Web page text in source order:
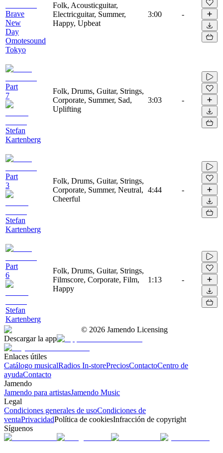
Brave
New
Day
Omotesound
Tokyo
Folk, Acousticguitar,
Electricguitar, Summer,
Happy, Upbeat
3:00 -
Part
7
Stefan
Kartenberg
Folk, Drums, Guitar, Strings,
Corporate, Summer, Sad,
Uplifting
3:03 -
Part
3
Stefan
Kartenberg
Folk, Drums, Guitar, Strings,
Corporate, Summer, Neutral,
Cheerful
4:44 -
Part
6
Stefan
Kartenberg
Folk, Drums, Guitar, Strings,
Filmscore, Corporate, Film,
Happy
1:13 -
© 2026 Jamendo Licensing
Descargar la app
Enlaces útiles
Catálogo musicalRadios In-storePreciosContactoCentro de
ayudaContacto
Jamendo
Jamendo para artistasJamendo Music
Legal
Condiciones generales de usoCondiciones de
ventaPrivacidadPolítica de cookiesInfracción de copyright
Síguenos